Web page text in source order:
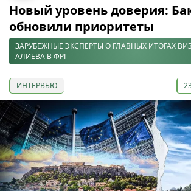
Новый уровень доверия:
обновили приоритеты
ЗАРУБЕЖНЫЕ ЭКСПЕРТЫ О ГЛАВНЫХ ИТОГАХ
АЛИЕВА В ФРГ
ИНТЕРВЬЮ